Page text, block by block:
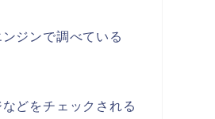
ジンで調べている
どをチェックされる